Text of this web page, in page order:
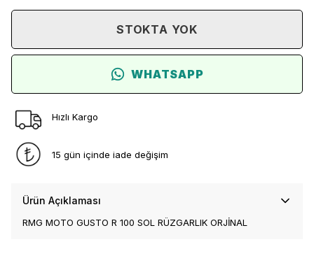
STOKTA YOK
WHATSAPP
Hızlı Kargo
15 gün içinde iade değişim
Ürün Açıklaması
RMG MOTO GUSTO R 100 SOL RÜZGARLIK ORJİNAL